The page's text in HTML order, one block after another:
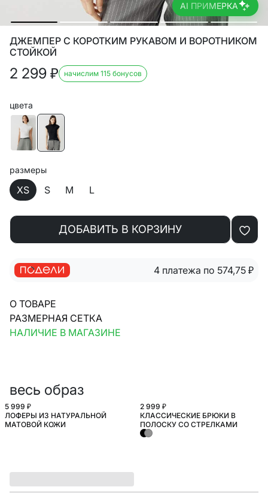
AI ПРИМЕРКА
ДЖЕМПЕР С КОРОТКИМ РУКАВОМ И ВОРОТНИКОМ
СТОЙКОЙ
2 299 ₽ начислим 115 бонусов
цвета
размеры
XS S M L
ДОБАВИТЬ В КОРЗИНУ
4 платежа по 574,75 ₽
О ТОВАРЕ
РАЗМЕРНАЯ СЕТКА
НАЛИЧИЕ В МАГАЗИНЕ
весь образ
5 999 ₽
ЛОФЕРЫ ИЗ НАТУРАЛЬНОЙ
МАТОВОЙ КОЖИ
БОЛЬШИЕ РАЗМЕРЫ
2 999 ₽
КЛАССИЧЕСКИЕ БРЮКИ В
ПОЛОСКУ СО СТРЕЛКАМИ